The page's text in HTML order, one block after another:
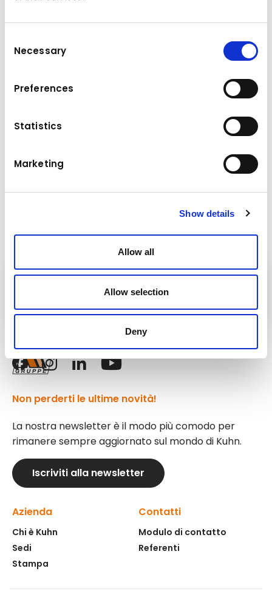
Selection
Necessary
Preferences
Statistics
Marketing
Show details
Allow all
Allow selection
Deny
Dati tecnici
Config.
3.7m (12')
Dimensioni motore
18° - 22°
Non perderti le ultime novità!
La nostra newsletter è il modo più comodo per
rimanere sempre aggiornato sul mondo di Kuhn.
Iscriviti alla newsletter
Azienda
Chi è Kuhn
Sedi
Stampa
Contatti
Modulo di contatto
Referenti